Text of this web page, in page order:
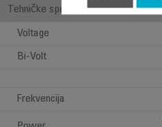
Tehničke specifikacije
Voltage
Bi-Volt
Frekvencija